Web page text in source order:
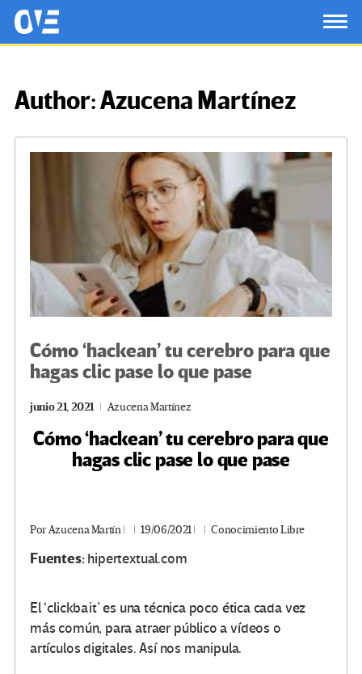
Saltar al contenido principal
OtrasVocesenEducacion.org
Author:Azucena Martínez
Cómo ‘hackean’ tu cerebro para que
hagas clic pase lo que pase
junio 21, 2021 Azucena Martínez
Cómo ‘hackean’ tu cerebro para que
hagas clic pase lo que pase
PorAzucena Martín| 19/06/2021| Conocimiento Libre
Fuentes:hipertextual.com
El ‘clickbait’ es una técnica poco ética cada vez
más común, para atraer público a vídeos o
artículos digitales. Así nos manipula.